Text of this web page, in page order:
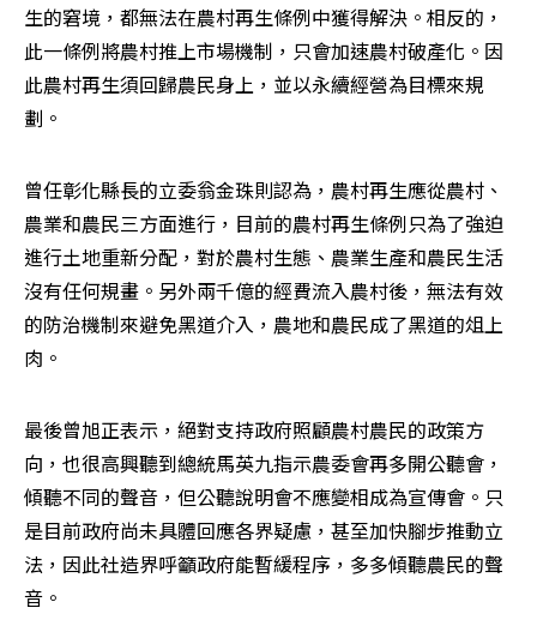
生的窘境，都無法在農村再生條例中獲得解決。相反的，
此一條例將農村推上市場機制，只會加速農村破產化。因
此農村再生須回歸農民身上，並以永續經營為目標來規
劃。
曾任彰化縣長的立委翁金珠則認為，農村再生應從農村、
農業和農民三方面進行，目前的農村再生條例只為了強迫
進行土地重新分配，對於農村生態、農業生產和農民生活
沒有任何規畫。另外兩千億的經費流入農村後，無法有效
的防治機制來避免黑道介入，農地和農民成了黑道的俎上
肉。
最後曾旭正表示，絕對支持政府照顧農村農民的政策方
向，也很高興聽到總統馬英九指示農委會再多開公聽會，
傾聽不同的聲音，但公聽說明會不應變相成為宣傳會。只
是目前政府尚未具體回應各界疑慮，甚至加快腳步推動立
法，因此社造界呼籲政府能暫緩程序，多多傾聽農民的聲
音。